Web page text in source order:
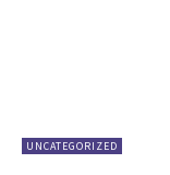
UNCATEGORIZED